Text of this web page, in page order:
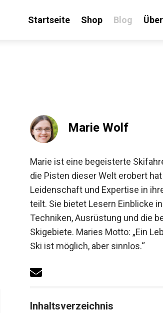
Startseite Shop Blog Über
Marie Wolf
Marie ist eine begeisterte
die Pisten dieser Welt erobert hat
Leidenschaft und Expertise in
teilt. Sie bietet Lesern Einblicke in
Techniken, Ausrüstung und die
Skigebiete. Maries Motto: „Ein
Ski ist möglich, aber sinnlos.“
Inhaltsverzeichnis
an!